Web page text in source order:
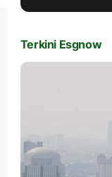
Terkini Esgnow